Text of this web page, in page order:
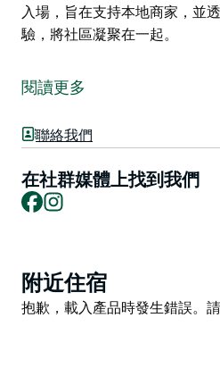
入場，旨在支持本地商家，並
驗，將社區凝聚在一起。
Beats) 又回來了！
集和家庭娛樂將完美融合，為
本地美食、現場音樂和輕鬆的
漫步街頭，挑選美味佳餚，伴
樂節目，盡情享受夜晚的歡樂
本次活動免費入場，旨在支持
樂和共享體驗，將社區凝聚在
閱讀更多
聯絡我們
在社群媒體上找到我們
Facebook
Product
List
附近住宿
Product
抱歉，載入產品時發生錯誤。請